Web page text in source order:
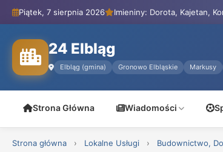
Piątek, 7 sierpnia 2026 Imieniny: Dorota, Kajetan,
24 Elbląg
Elbląg (gmina) Gronowo Elbląskie Markusy
Strona Główna Wiadomości
Strona główna › Lokalne Usługi › Budownictwo,